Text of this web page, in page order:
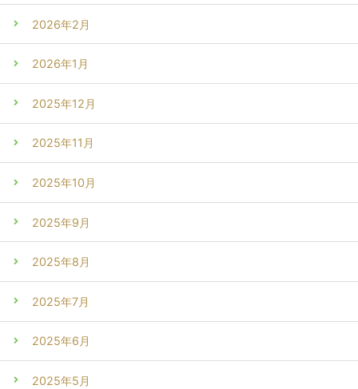
2026年2月
2026年1月
2025年12月
2025年11月
2025年10月
2025年9月
2025年8月
2025年7月
2025年6月
2025年5月